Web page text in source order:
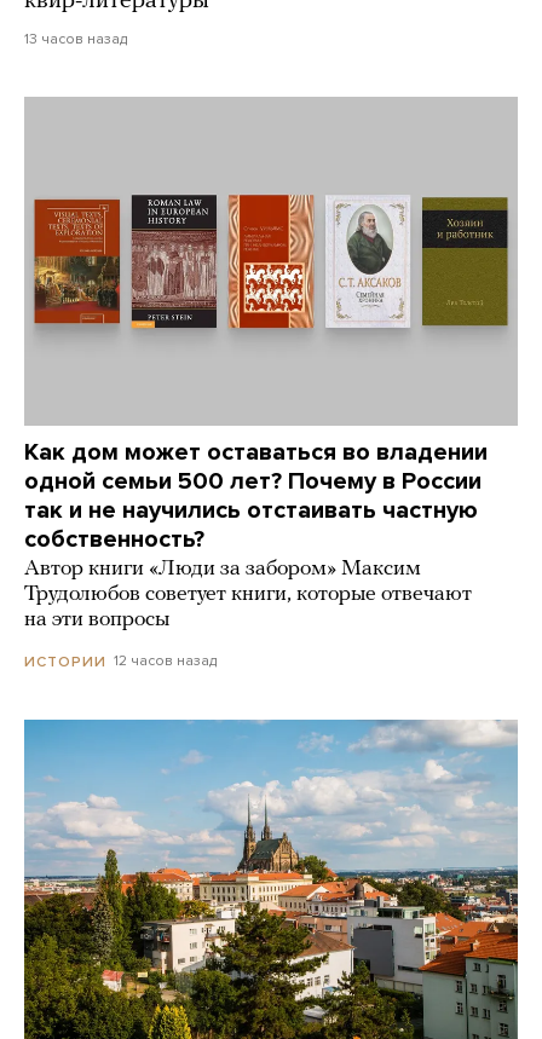
13 часов назад
Как дом может оставаться во владении
одной семьи 500 лет? Почему в России
так и не научились отстаивать частную
собственность?
Автор книги «Люди за забором» Максим
Трудолюбов советует книги, которые отвечают
на эти вопросы
ИСТОРИИ 12 часов назад